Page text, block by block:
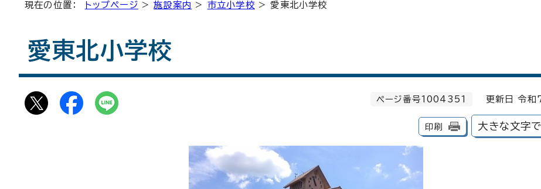
現在の位置： トップページ >施設案内 > 市立小学校 > 愛東北小学校
愛東北小学校
ページ番号1004351 更新日 令和
印刷 大きな文字